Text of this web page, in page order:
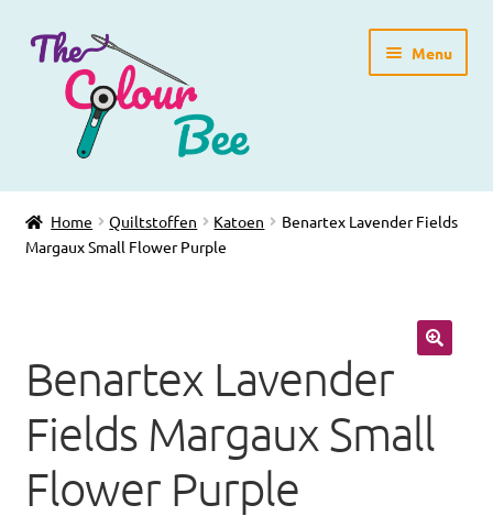
Ga
door
navigatie
Ga
direct
inhoud
Menu
Home
Winkelpagina
Workshops
Gratis Patronen
Over ons
Home Quiltstoffen Katoen
Benartex Lavender Fields
Margaux Small Flower Purple
Benartex Lavender
Fields Margaux Small
Flower Purple